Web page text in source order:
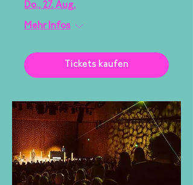
Do., 27. Aug.
Mehr Infos
Tickets kaufen